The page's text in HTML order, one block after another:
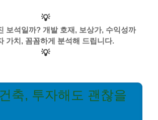
💡
보석일까? 개발 호재, 보상가, 수익성까
가치, 꼼꼼하게 분석해 드립니다.
💡
축, 투자해도 괜찮을